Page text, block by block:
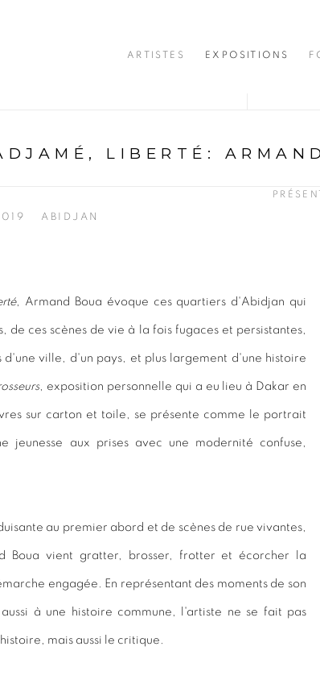
ARTISTES EXPOSITIONS
LIBERTÉ :
ABIDJAN
, Armand Boua évoque ces quartiers d'Abidjan qui
de ces scènes de vie à la fois fugaces et persistantes,
d'une ville, d'un pays, et plus largement d'une histoire
, exposition personnelle qui a eu lieu à Dakar en
sur carton et toile, se présente comme le portrait
jeunesse aux prises avec une modernité confuse,
au premier abord et de scènes de rue vivantes,
Boua vient gratter, brosser, frotter et écorcher la
engagée. En représentant des moments de son
à une histoire commune, l'artiste ne se fait pas
mais aussi le critique.